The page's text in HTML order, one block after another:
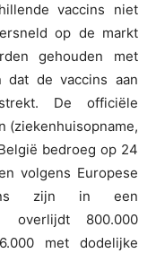
vaccins niet
op de markt
gehouden met
dat de vaccins aan
De officiële
(ziekenhuisopname,
bedroeg op 24
volgens Europese
zijn in een
800.000
met dodelijke